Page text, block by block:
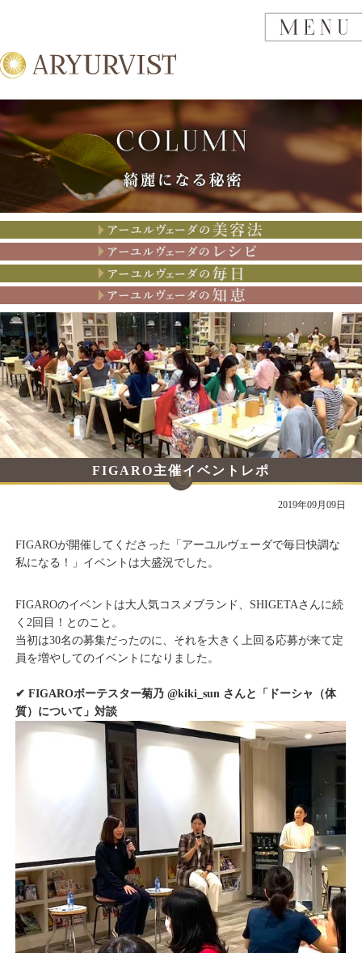
アーユルヴェーダの美容法
アーユルヴェーダのレシピ
アーユルヴェーダの思考
アーユルヴェーダの知恵
FIGARO主催イベントレポ
2019年09月09日
FIGAROが開催してくださった「アーユルヴェーダで毎日快調な
私になる！」イベントは大盛況でした。
FIGAROのイベントは大人気コスメブランド、SHIGETAさんに続
く2回目！とのこと。
当初は30名の募集だったのに、それを大きく上回る応募が来て定
員を増やしてのイベントになりました。
✔︎ FIGAROボーテスター菊乃 @kiki_sun さんと「ドーシャ（体
質）について」対談